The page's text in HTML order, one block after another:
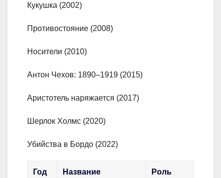
Кукушка (2002)
Противостояние (2008)
Носители (2010)
Антон Чехов: 1890–1919 (2015)
Аристотель наряжается (2017)
Шерлок Холмс (2020)
Убийства в Бордо (2022)
Год Название Роль